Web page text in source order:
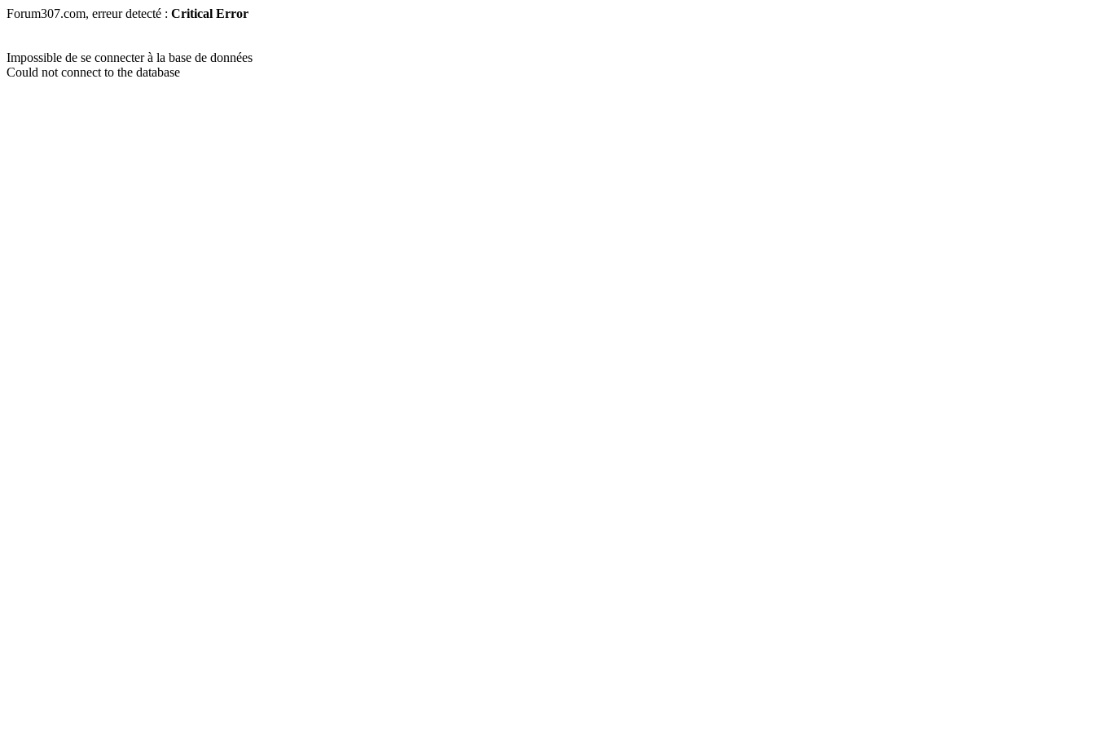
Forum307.com, erreur detecté : Critical Error
Impossible de se connecter à la base de données
Could not connect to the database